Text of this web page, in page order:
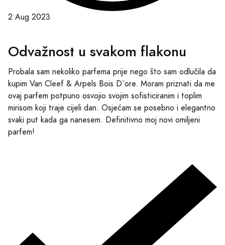
2 Aug 2023
Odvažnost u svakom flakonu
Probala sam nekoliko parfema prije nego što sam odlučila da
kupim Van Cleef & Arpels Bois D`ore. Moram priznati da me
ovaj parfem potpuno osvojio svojim sofisticiranim i toplim
mirisom koji traje cijeli dan. Osjećam se posebno i elegantno
svaki put kada ga nanesem. Definitivno moj novi omiljeni
parfem!